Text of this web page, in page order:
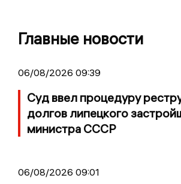
Главные новости
06/08/2026 09:39
Суд ввел процедуру
долгов липецкого
министра СССР
06/08/2026 09:01